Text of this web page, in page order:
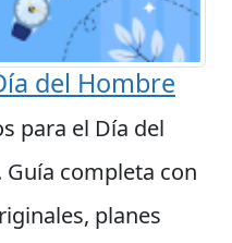
del Hombre
para el Día del
completa con
planes